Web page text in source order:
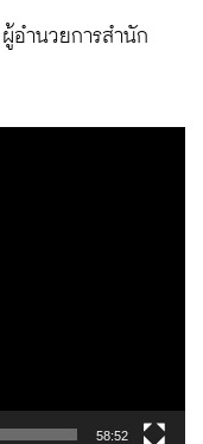
อำนวยการสำนัก
58:52